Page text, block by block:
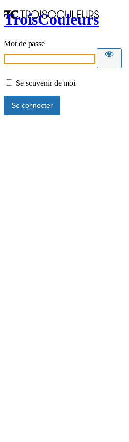
TroisCouleurs
Mot de passe
Se souvenir de moi